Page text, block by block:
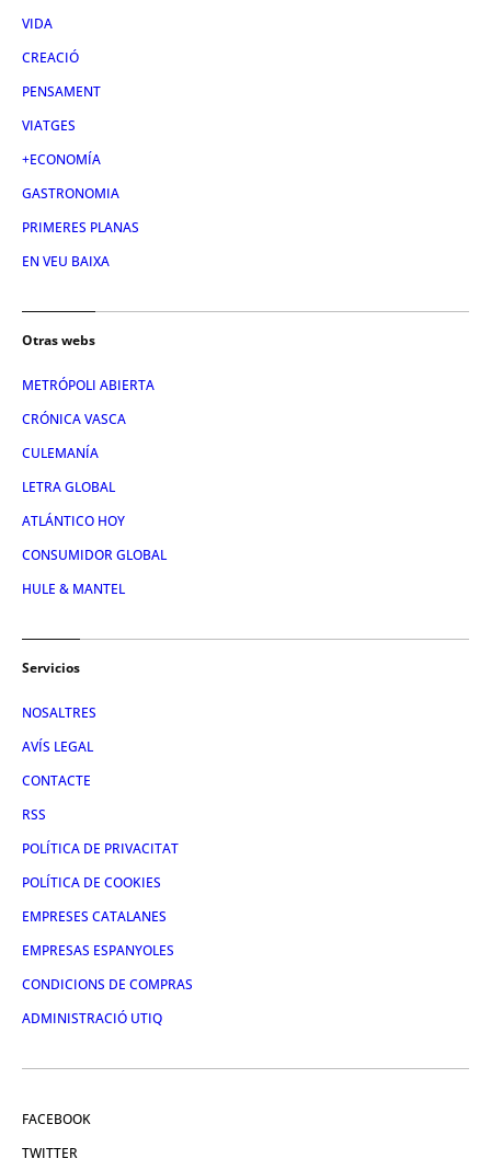
VIDA
CREACIÓ
PENSAMENT
VIATGES
+ECONOMÍA
GASTRONOMIA
PRIMERES PLANAS
EN VEU BAIXA
Otras webs
METRÓPOLI ABIERTA
CRÓNICA VASCA
CULEMANÍA
LETRA GLOBAL
ATLÁNTICO HOY
CONSUMIDOR GLOBAL
HULE & MANTEL
Servicios
NOSALTRES
AVÍS LEGAL
CONTACTE
RSS
POLÍTICA DE PRIVACITAT
POLÍTICA DE COOKIES
EMPRESES CATALANES
EMPRESAS ESPANYOLES
CONDICIONS DE COMPRAS
ADMINISTRACIÓ UTIQ
FACEBOOK
TWITTER